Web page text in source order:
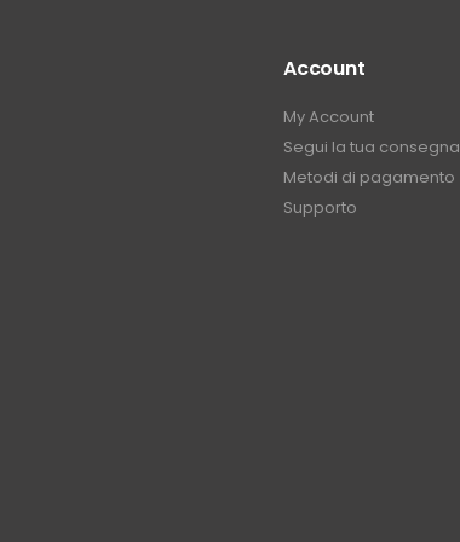
Account
My Account
Segui la tua consegna
Metodi di pagamento
Supporto